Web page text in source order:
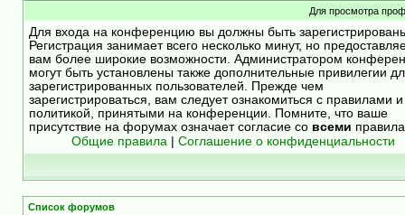
Для просмотра
Для входа на конференцию вы должны быть
Регистрация занимает всего несколько минут, но
вам более широкие возможности. Администратором
могут быть установлены также дополнительные привилегии
зарегистрированных пользователей. Прежде чем
зарегистрироваться, вам следует ознакомиться с правилами и
политикой, принятыми на конференции. Помните, что ваше
присутствие на форумах означает согласие со всеми
Общие правила
Соглашение о конфиденциальности
Список форумов